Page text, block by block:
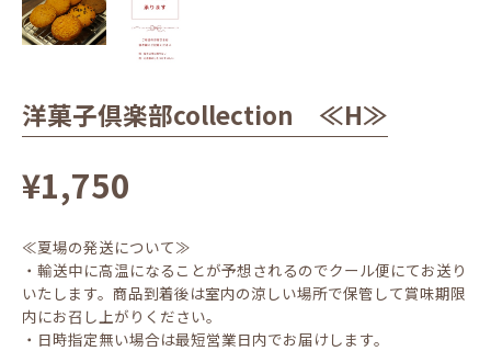
洋菓子倶楽部collection ≪H≫
¥1,750
≪夏場の発送について≫
・輸送中に高温になることが予想されるのでクール便にてお送り
いたします。商品到着後は室内の涼しい場所で保管して賞味期限
内にお召し上がりください。
・日時指定無い場合は最短営業日内でお届けします。